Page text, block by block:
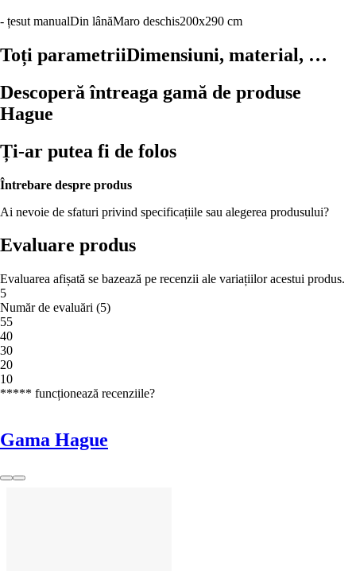
- țesut manualDin lânăMaro deschis200x290 cm
Toți parametriiDimensiuni, material, …
Descoperă întreaga gamă de produse
Hague
Ți-ar putea fi de folos
Întrebare despre produs
Ai nevoie de sfaturi privind specificațiile sau alegerea produsului?
Evaluare produs
Evaluarea afișată se bazează pe recenzii ale variațiilor acestui produs.
5
Număr de evaluări (5)
55
40
30
20
10
***** funcționează recenziile?
Gama Hague